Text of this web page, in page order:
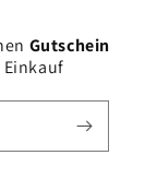
Gutschein